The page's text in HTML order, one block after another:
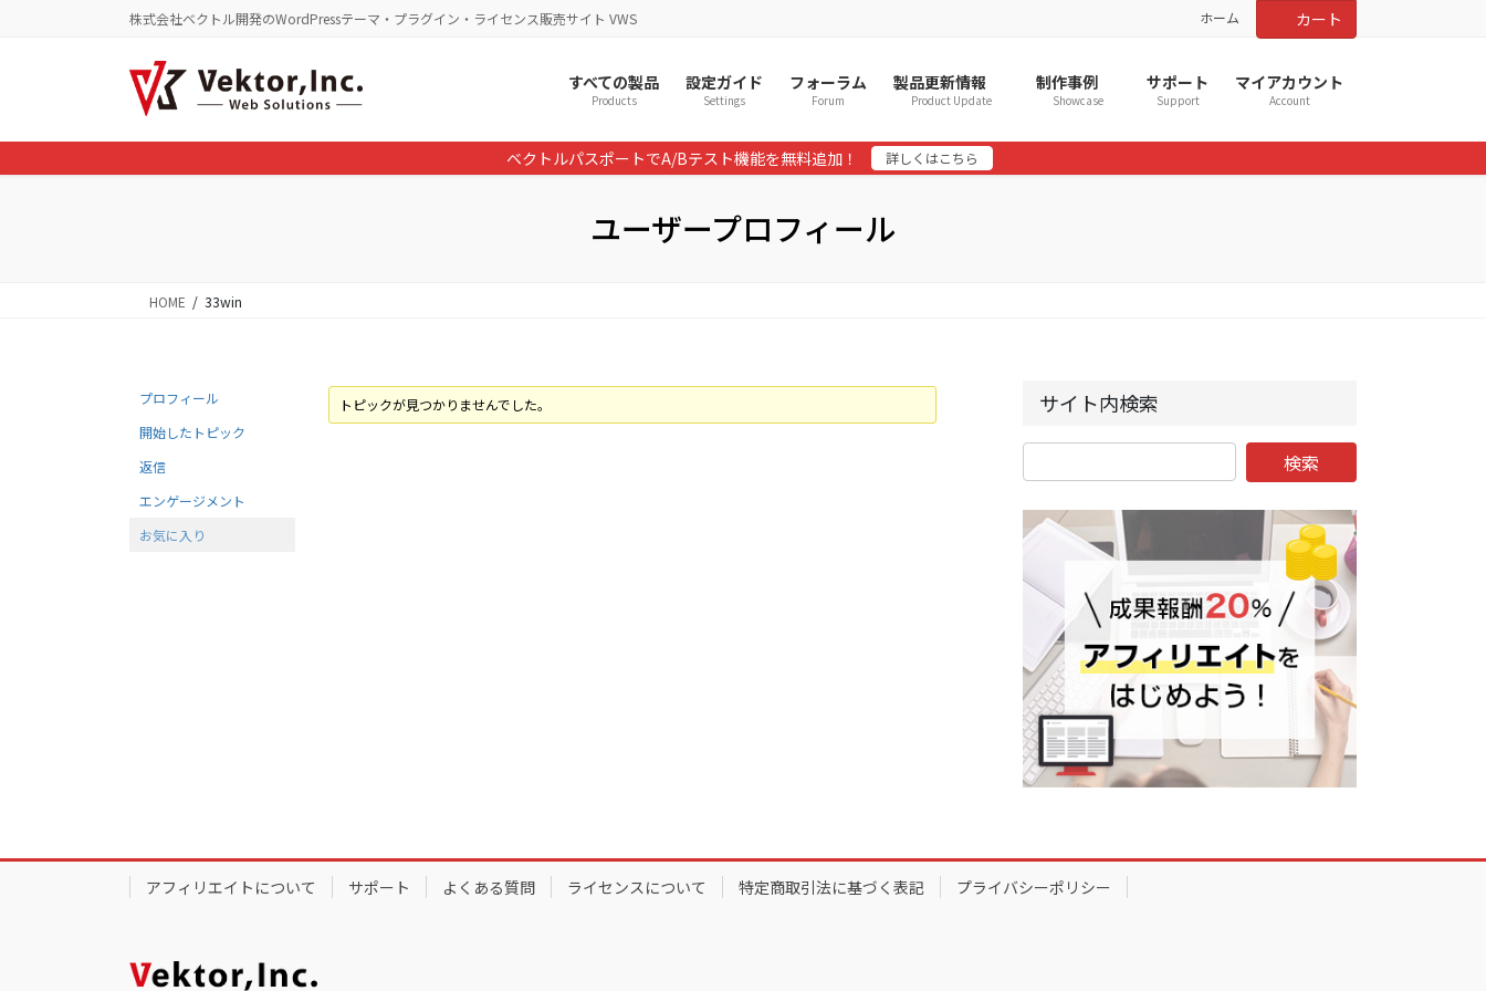
に
移
ョ
ン
株式会社ベクトル開発のWordPressテーマ・プラグイン・ライセンス販売サイト VWS ホーム カート
すべての製品
Products
設定ガイド
Settings
フォーラム
Forum
製品更新情報
Product Update
制作事例
Showcase
サポート
Support
マイアカウント
Account
ベクトルパスポートでA/Bテスト機能を無料追加！ 詳しくはこちら
ユーザープロフィール
HOME 33win
プロフィール
開始したトピック
返信
エンゲージメント
お気に入り
トピックが見つかりませんでした。 サイト内検索
アフィリエイトについて サポート よくある質問 ライセンスについて 特定商取引法に基づく表記 プライバシーポリシー